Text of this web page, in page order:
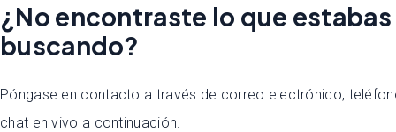
¿No encontraste lo que estabas
buscando?
Póngase en contacto a través de correo electrónico,
chat en vivo a continuación.